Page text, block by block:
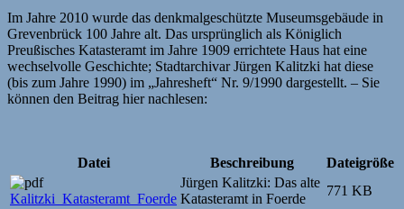
Im Jahre 2010 wurde das denkmalgeschützte Museumsgebäude in
Grevenbrück 100 Jahre alt. Das ursprünglich als Königlich
Preußisches Katasteramt im Jahre 1909 errichtete Haus hat eine
wechselvolle Geschichte; Stadtarchivar Jürgen Kalitzki hat diese
(bis zum Jahre 1990) im „Jahresheft“ Nr. 9/1990 dargestellt. – Sie
können den Beitrag hier nachlesen:
Datei Beschreibung Dateigröße
Kalitzki_Katasteramt_Foerde
Jürgen Kalitzki: Das alte
Katasteramt in Foerde
771 KB